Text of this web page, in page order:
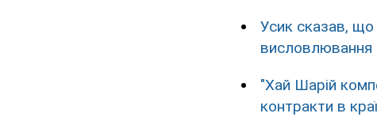
Усик сказав, що
висловлювання
"Хай Шарій
контракти в